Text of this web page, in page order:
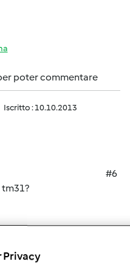
poter commentare
Iscritto : 10.10.2013
#6
poter commentare
Privacy